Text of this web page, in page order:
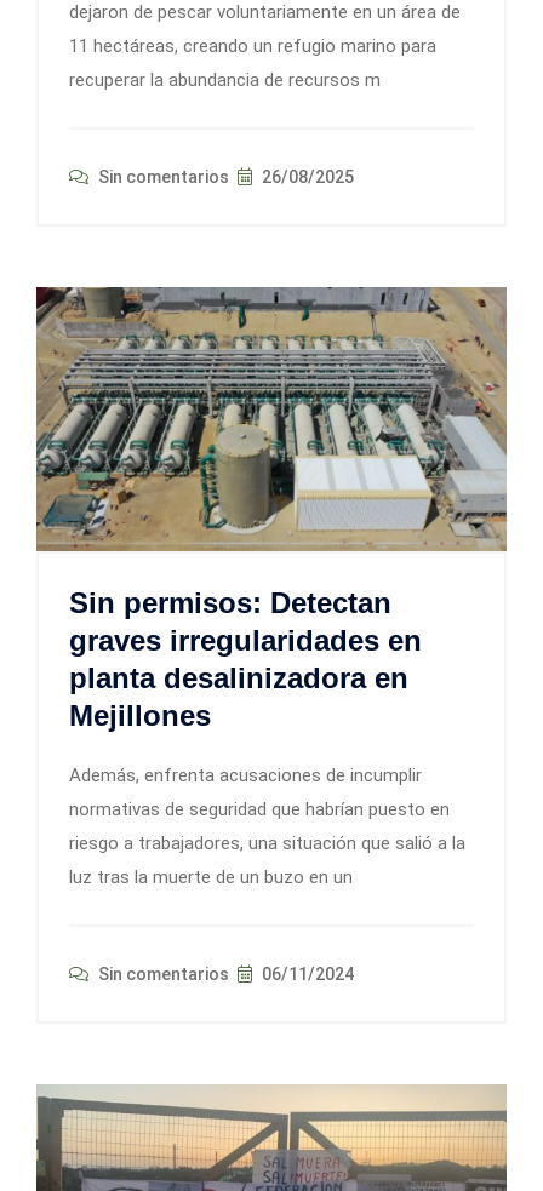
dejaron de pescar voluntariamente en un área de
11 hectáreas, creando un refugio marino para
recuperar la abundancia de recursos m
Sin comentarios 26/08/2025
Sin permisos: Detectan
graves irregularidades en
planta desalinizadora en
Mejillones
Además, enfrenta acusaciones de incumplir
normativas de seguridad que habrían puesto en
riesgo a trabajadores, una situación que salió a la
luz tras la muerte de un buzo en un
Sin comentarios 06/11/2024